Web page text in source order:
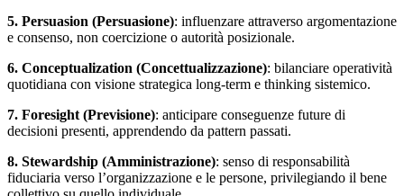
5. Persuasion (Persuasione): influenzare attraverso argomentazione
e consenso, non coercizione o autorità posizionale.
6. Conceptualization (Concettualizzazione): bilanciare operatività
quotidiana con visione strategica long-term e thinking sistemico.
7. Foresight (Previsione): anticipare conseguenze future di
decisioni presenti, apprendendo da pattern passati.
8. Stewardship (Amministrazione): senso di responsabilità
fiduciaria verso l’organizzazione e le persone, privilegiando il bene